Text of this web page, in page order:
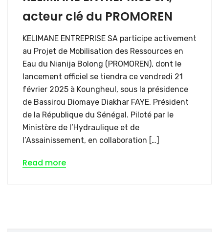
acteur clé du PROMOREN
KELIMANE ENTREPRISE SA participe activement
au Projet de Mobilisation des Ressources en
Eau du Nianija Bolong (PROMOREN), dont le
lancement officiel se tiendra ce vendredi 21
février 2025 à Koungheul, sous la présidence
de Bassirou Diomaye Diakhar FAYE, Président
de la République du Sénégal. Piloté par le
Ministère de l’Hydraulique et de
l’Assainissement, en collaboration […]
Read more